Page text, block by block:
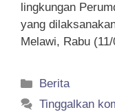
lingkungan
yang
Melawi, Rabu
Kategori
Berita
Tinggalkan